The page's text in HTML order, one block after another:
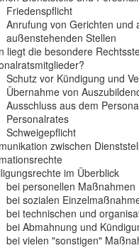
Friedenspflicht
Anrufung von Gerichten und
außenstehenden Stellen
liegt die besondere
Schutz vor Kündigung und
Übernahme von
Ausschluss aus dem
Personalrates
Schweigepflicht
zwischen
im Überblick
bei personellen Maßnahmen
bei sozialen
bei technischen und
bei Abmahnung und
bei vielen "sonstigen"